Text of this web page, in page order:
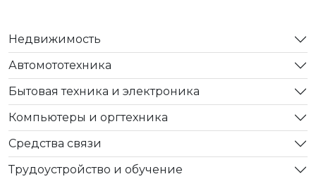
Недвижимость
Автомототехника
Бытовая техника и электроника
Компьютеры и оргтехника
Средства связи
Трудоустройство и обучение